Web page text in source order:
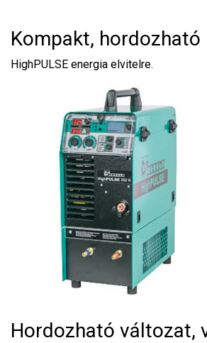
Kompakt, hordozható
HighPULSE energia elvitelre.
Hordozható változat,